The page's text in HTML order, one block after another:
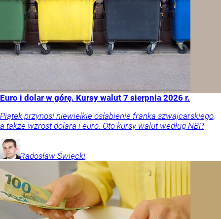
Euro i dolar w górę. Kursy walut 7 sierpnia 2026 r.
Piątek przynosi niewielkie osłabienie franka szwajcarskiego,
a także wzrost dolara i euro. Oto kursy walut według NBP.
Radosław Święcki